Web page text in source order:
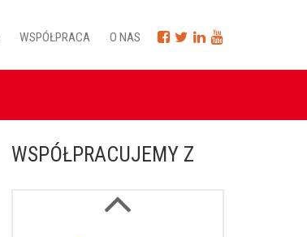
WSPÓŁPRACA O NAS
WSPÓŁPRACUJEMY Z